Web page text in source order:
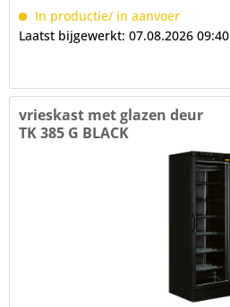
In productie/ in aanvoer
Laatst bijgewerkt: 07.08.2026 09:40
vrieskast met glazen deur
TK 385 G BLACK